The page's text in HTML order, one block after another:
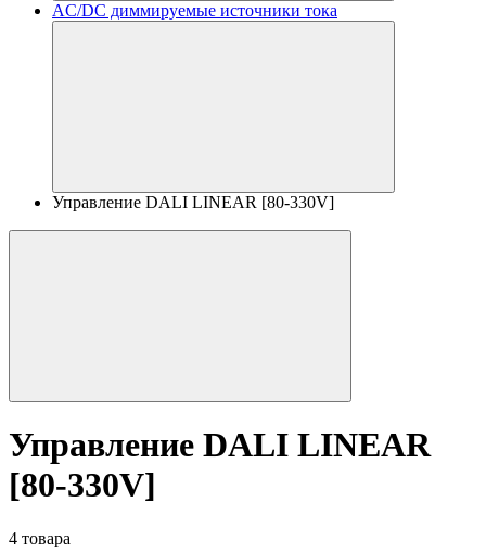
AC/DC диммируемые источники тока
Управление DALI LINEAR [80-330V]
Управление DALI LINEAR
[80-330V]
4 товара